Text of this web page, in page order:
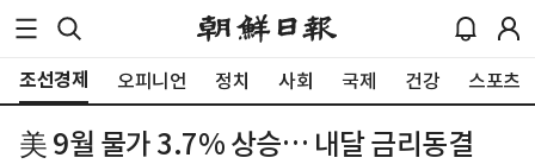
조선경제 오피니언 정치 사회 국제 건강 스포츠
美 9월 물가 3.7% 상승… 내달 금리동결